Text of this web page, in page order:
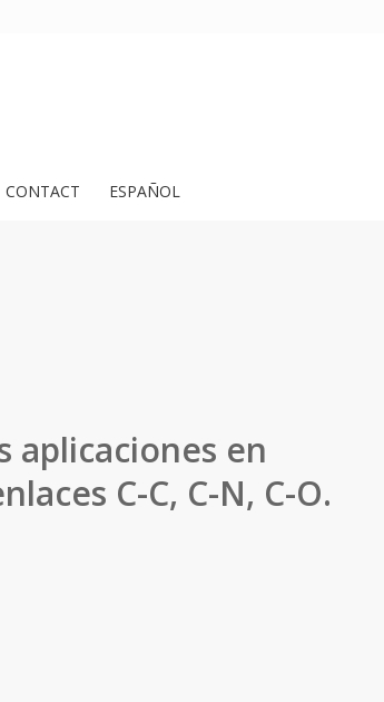
CONTACT ESPAÑOL
aplicaciones en
C-C, C-N, C-O.